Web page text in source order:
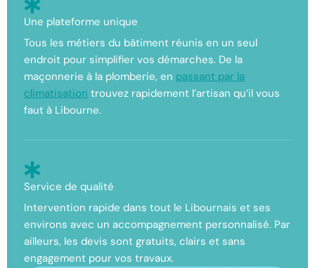
Une plateforme unique
Tous les métiers du bâtiment réunis en un seul
endroit pour simplifier vos démarches. De la
maçonnerie à la plomberie, en passant par la
climatisation trouvez rapidement l’artisan qu’il vous
faut à Libourne.
Service de qualité
Intervention rapide dans tout le Libournais et ses
environs avec un accompagnement personnalisé. Par
ailleurs, les devis sont gratuits, clairs et sans
engagement pour vos travaux.